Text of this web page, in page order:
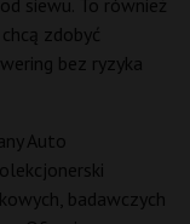
siewu. To również
zdobyć
bez ryzyka
Auto
badawczych